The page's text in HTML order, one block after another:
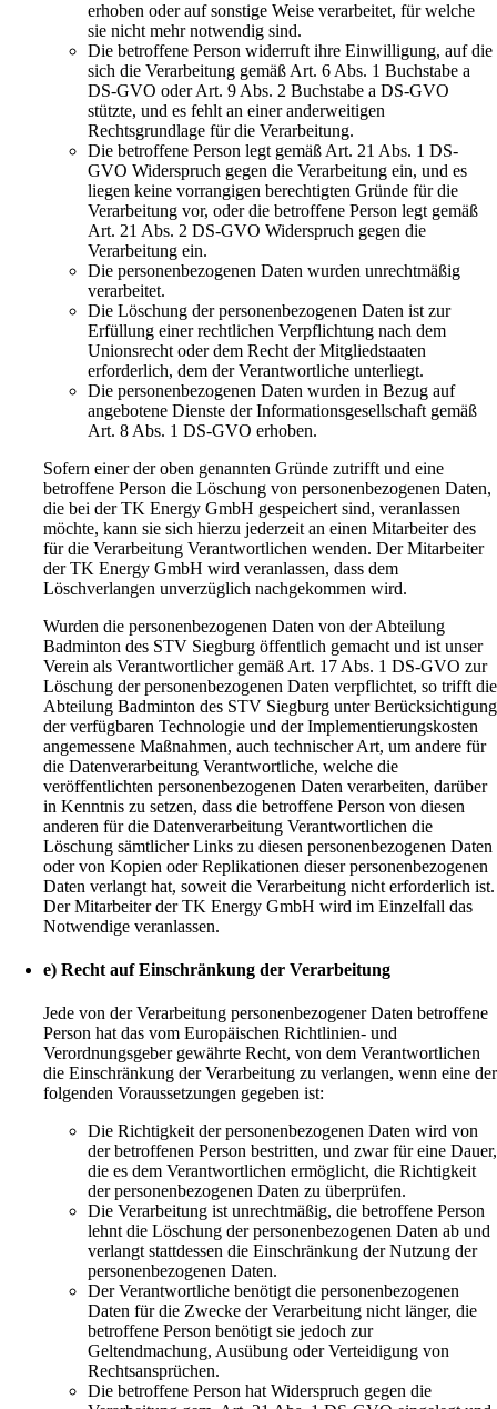
erhoben oder auf sonstige Weise verarbeitet, für welche
sie nicht mehr notwendig sind.
Die betroffene Person widerruft ihre Einwilligung, auf die
sich die Verarbeitung gemäß Art. 6 Abs. 1 Buchstabe a
DS-GVO oder Art. 9 Abs. 2 Buchstabe a DS-GVO
stützte, und es fehlt an einer anderweitigen
Rechtsgrundlage für die Verarbeitung.
Die betroffene Person legt gemäß Art. 21 Abs. 1 DS-
GVO Widerspruch gegen die Verarbeitung ein, und es
liegen keine vorrangigen berechtigten Gründe für die
Verarbeitung vor, oder die betroffene Person legt gemäß
Art. 21 Abs. 2 DS-GVO Widerspruch gegen die
Verarbeitung ein.
Die personenbezogenen Daten wurden unrechtmäßig
verarbeitet.
Die Löschung der personenbezogenen Daten ist zur
Erfüllung einer rechtlichen Verpflichtung nach dem
Unionsrecht oder dem Recht der Mitgliedstaaten
erforderlich, dem der Verantwortliche unterliegt.
Die personenbezogenen Daten wurden in Bezug auf
angebotene Dienste der Informationsgesellschaft gemäß
Art. 8 Abs. 1 DS-GVO erhoben.
Sofern einer der oben genannten Gründe zutrifft und eine
betroffene Person die Löschung von personenbezogenen Daten,
die bei der TK Energy GmbH gespeichert sind, veranlassen
möchte, kann sie sich hierzu jederzeit an einen Mitarbeiter des
für die Verarbeitung Verantwortlichen wenden. Der Mitarbeiter
der TK Energy GmbH wird veranlassen, dass dem
Löschverlangen unverzüglich nachgekommen wird.
Wurden die personenbezogenen Daten von der Abteilung
Badminton des STV Siegburg öffentlich gemacht und ist unser
Verein als Verantwortlicher gemäß Art. 17 Abs. 1 DS-GVO zur
Löschung der personenbezogenen Daten verpflichtet, so trifft die
Abteilung Badminton des STV Siegburg unter Berücksichtigung
der verfügbaren Technologie und der Implementierungskosten
angemessene Maßnahmen, auch technischer Art, um andere für
die Datenverarbeitung Verantwortliche, welche die
veröffentlichten personenbezogenen Daten verarbeiten, darüber
in Kenntnis zu setzen, dass die betroffene Person von diesen
anderen für die Datenverarbeitung Verantwortlichen die
Löschung sämtlicher Links zu diesen personenbezogenen Daten
oder von Kopien oder Replikationen dieser personenbezogenen
Daten verlangt hat, soweit die Verarbeitung nicht erforderlich ist.
Der Mitarbeiter der TK Energy GmbH wird im Einzelfall das
Notwendige veranlassen.
e) Recht auf Einschränkung der Verarbeitung
Jede von der Verarbeitung personenbezogener Daten betroffene
Person hat das vom Europäischen Richtlinien- und
Verordnungsgeber gewährte Recht, von dem Verantwortlichen
die Einschränkung der Verarbeitung zu verlangen, wenn eine der
folgenden Voraussetzungen gegeben ist:
Die Richtigkeit der personenbezogenen Daten wird von
der betroffenen Person bestritten, und zwar für eine Dauer,
die es dem Verantwortlichen ermöglicht, die Richtigkeit
der personenbezogenen Daten zu überprüfen.
Die Verarbeitung ist unrechtmäßig, die betroffene Person
lehnt die Löschung der personenbezogenen Daten ab und
verlangt stattdessen die Einschränkung der Nutzung der
personenbezogenen Daten.
Der Verantwortliche benötigt die personenbezogenen
Daten für die Zwecke der Verarbeitung nicht länger, die
betroffene Person benötigt sie jedoch zur
Geltendmachung, Ausübung oder Verteidigung von
Rechtsansprüchen.
Die betroffene Person hat Widerspruch gegen die